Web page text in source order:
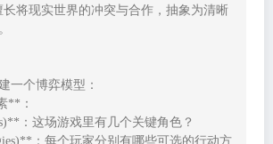
将现实世界的冲突与合作，抽象为清晰
一个博弈模型：
**：
：这场游戏里有几个关键角色？
：每个玩家分别有哪些可选的行动方